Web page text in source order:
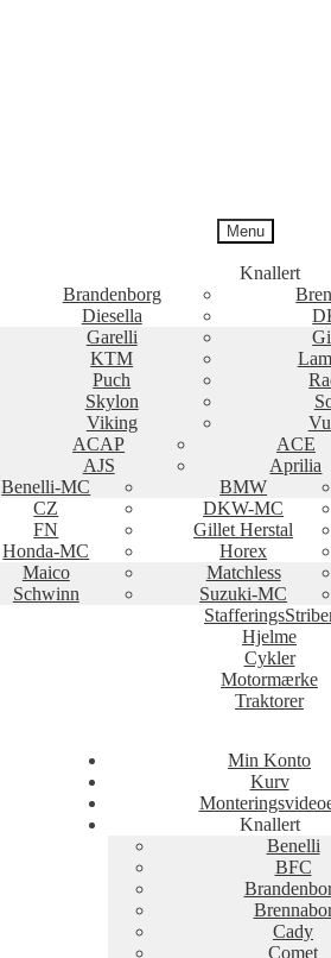
Menu
Knallert
Brandenborg
Diesella
Garelli
KTM
Puch
Skylon
Viking
ACAP ACE
AJS
Aprilia
Benelli-MC BMW
CZ DKW-MC
FN Gillet Herstal
Honda-MC Horex
Maico Matchless
Schwinn Suzuki-MC
Hjelme
Cykler
Motormærke
Traktorer
Min Konto
Kurv
Knallert
Benelli
BFC
Cady
Comet